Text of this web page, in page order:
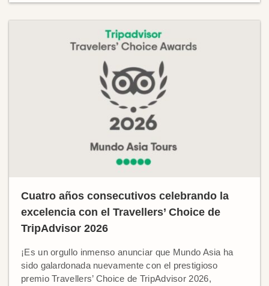
Cuatro años consecutivos celebrando la
excelencia con el Travellers’ Choice de
TripAdvisor 2026
¡Es un orgullo inmenso anunciar que Mundo Asia ha
sido galardonada nuevamente con el prestigioso
premio Travellers’ Choice de TripAdvisor 2026,